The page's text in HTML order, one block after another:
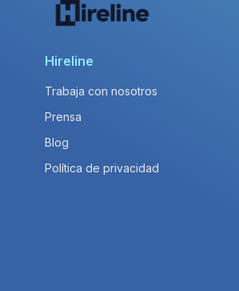
Hireline
Trabaja con nosotros
Prensa
Blog
Política de privacidad